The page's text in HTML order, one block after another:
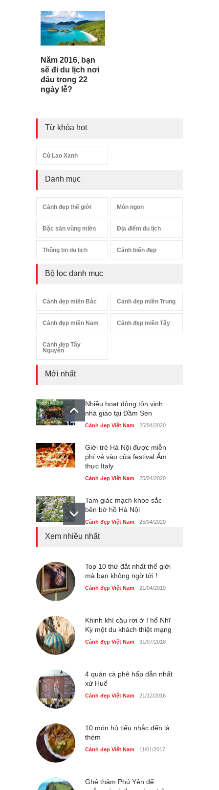
Năm 2016, bạn
sẽ đi du lịch nơi
đâu trong 22
ngày lễ?
Từ khóa hot
Cù Lao Xanh
Danh mục
Cảnh đẹp thế giới Món ngon
Đặc sản vùng miền Địa điểm du lịch
Thông tin du lịch Cảnh biển đẹp
Bộ lọc danh mục
Cảnh đẹp miền Bắc Cảnh đẹp miền Trung
Cảnh đẹp miền Nam Cảnh đẹp miền Tây
Cảnh đẹp Tây
Nguyên
Mới nhất
Nhiều hoạt động tôn vinh
nhà giáo tại Đầm Sen
Cảnh đẹp Việt Nam 25/04/2020
Giới trẻ Hà Nội được miễn
phí vé vào cửa festival Ẩm
thực Italy
Cảnh đẹp Việt Nam 25/04/2020
Tam giác mạch khoe sắc
bên bờ hồ Hà Nội
Cảnh đẹp Việt Nam 25/04/2020
Cảnh đẹp Việt Nam 24/04/2020
Những món ăn đồng quê
Xem nhiều nhất
Top 10 thứ đắt nhất thế giới
mà bạn không ngờ tới !
Cảnh đẹp Việt Nam 21/04/2019
Khinh khí cầu rơi ở Thổ Nhĩ
Kỳ một du khách thiệt mạng
Cảnh đẹp Việt Nam 31/07/2018
4 quán cà phê hấp dẫn nhất
xứ Huế
Cảnh đẹp Việt Nam 21/12/2016
10 món hủ tiếu nhắc đến là
thèm
Cảnh đẹp Việt Nam 11/01/2017
Ghé thăm Phú Yên để